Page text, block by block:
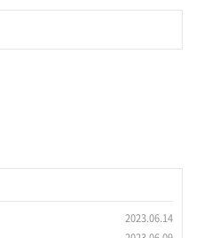
2023.06.14